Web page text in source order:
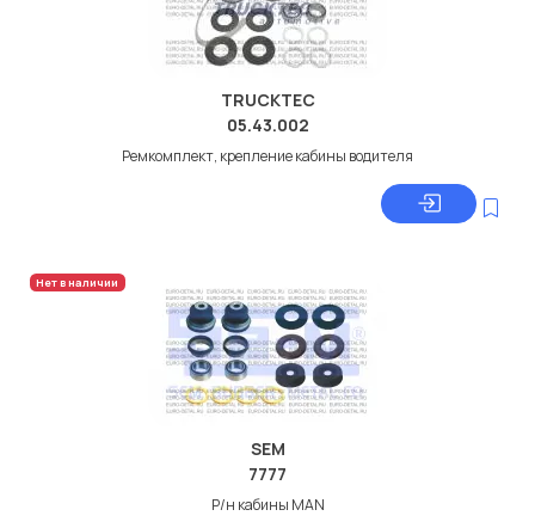
TRUCKTEC
05.43.002
Ремкомплект, крепление кабины водителя
Нет в наличии
SEM
7777
Р/н кабины MAN